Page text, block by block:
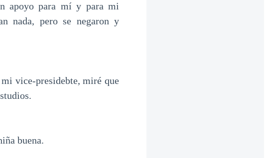
apoyo para mí y para mi
nada, pero se negaron y
vice-presidebte, miré que
buena.